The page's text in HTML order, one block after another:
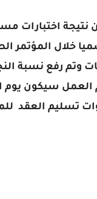
نتيجة اختبارات
رسميا خلال
وتم رفع نسبة
العمل سيكون يوم
تسليم العقد